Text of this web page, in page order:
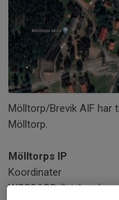
Mölltorp/Brevik AIF har
Mölltorp.
Mölltorps IP
Koordinater
WGS84 DD (lat, long)